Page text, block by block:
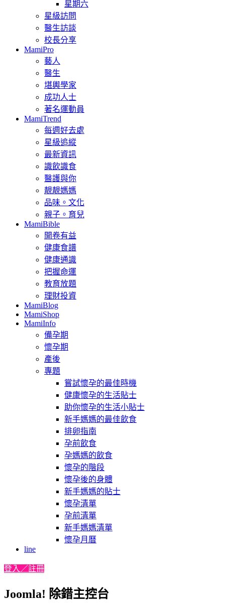
星期六
星級訪問
醫生訪談
校長分享
MamiPro
藝人
醫生
堪輿學家
成功人士
著名運動員
MamiTrend
每週好去處
星級追縱
最新資訊
識飲識食
醫護與你
靚靚媽媽
品味。文化
親子。育兒
MamiBible
開卷有益
健康食譜
健康通識
把握命運
教育放題
理財投資
MamiBlog
MamiShop
MamiInfo
備孕期
懷孕期
產後
專題
嘗試懷孕的最佳時機
健康懷孕的生活貼士
助你懷孕的生活小貼士
新手媽媽的最佳飲食
排卵指南
孕前飲食
孕媽媽的飲食
懷孕的階段
懷孕後的身體
新手媽媽的貼士
懷孕清單
孕前清單
新手媽媽清單
懷孕月曆
line
登入／註冊
Joomla! 除錯主控台